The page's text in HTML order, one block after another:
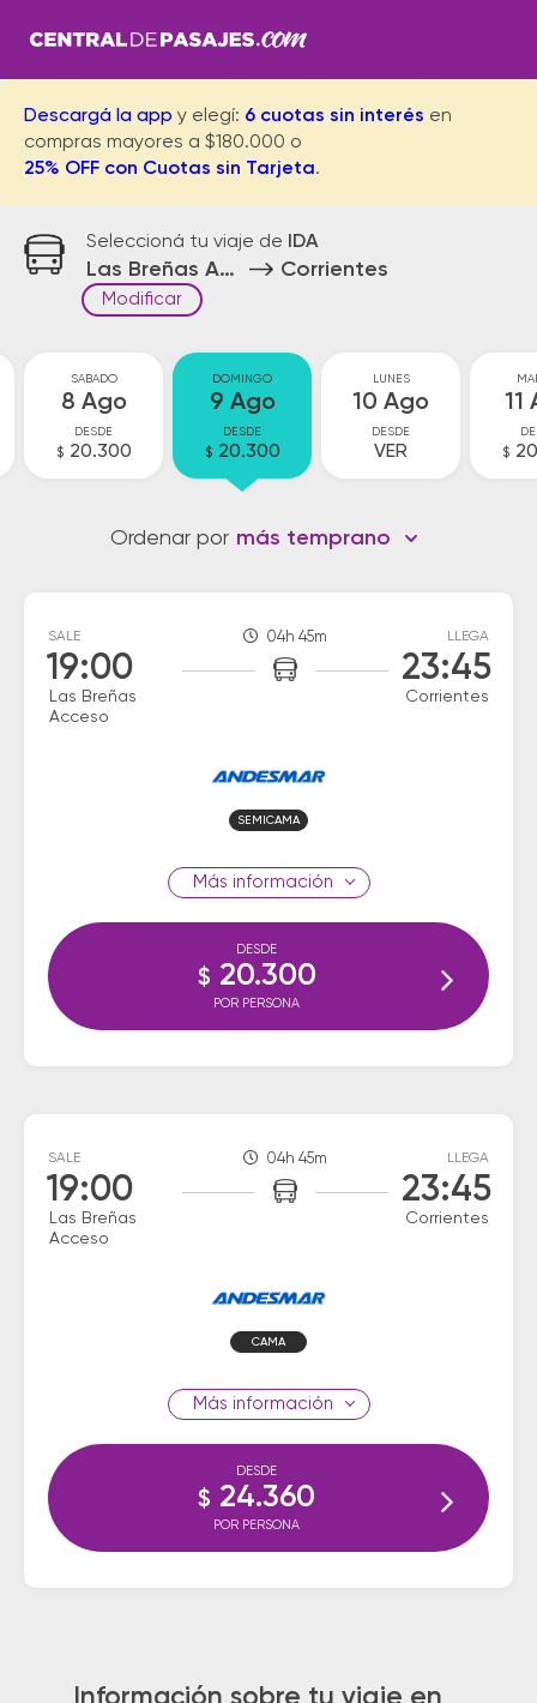
Descargá la app y elegí: 6 cuotas sin interés en
compras mayores a $180.000 o
25% OFF con Cuotas sin Tarjeta.
Seleccioná tu viaje de IDA
Las Breñas Acceso Corrientes
Modificar
SABADO
8 Ago
DESDE
$ 20.300
DOMINGO
9 Ago
DESDE
$ 20.300
LUNES
10 Ago
DESDE
VER
11
$
Ordenar por más temprano
SALE
19:00
Las Breñas
Acceso
04h 45m LLEGA
23:45
Corrientes
SEMICAMA
información
DESDE
$ 20.300
POR PERSONA
SALE
19:00
Las Breñas
Acceso
04h 45m LLEGA
23:45
Corrientes
CAMA
información
DESDE
$ 24.360
POR PERSONA